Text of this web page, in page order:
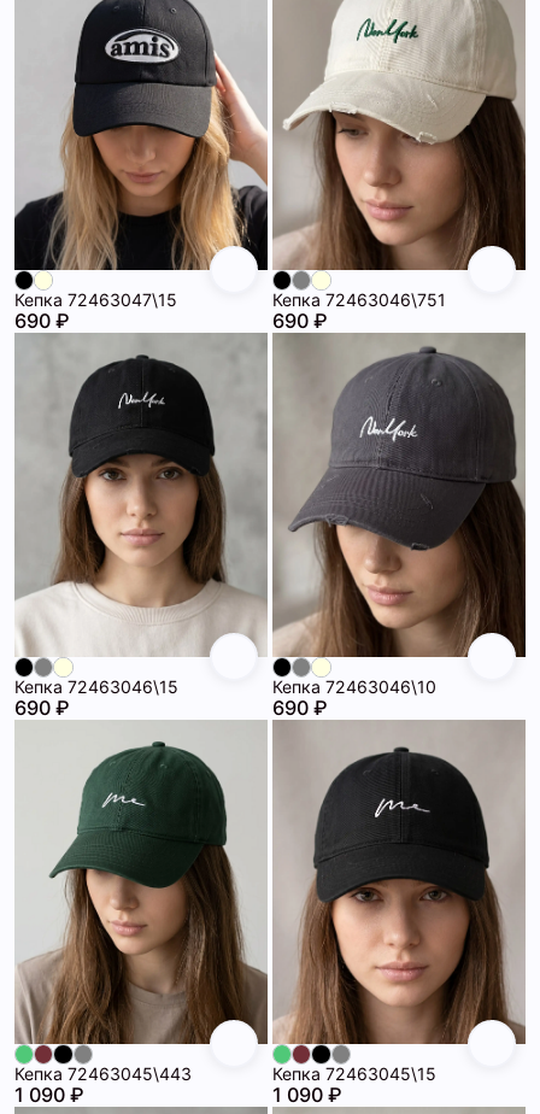
Кепка 72463047\15
690 ₽
Кепка 72463046\751
690 ₽
Кепка 72463046\15
690 ₽
Кепка 72463046\10
690 ₽
Кепка 72463045\443
1 090 ₽
Кепка 72463045\15
1 090 ₽